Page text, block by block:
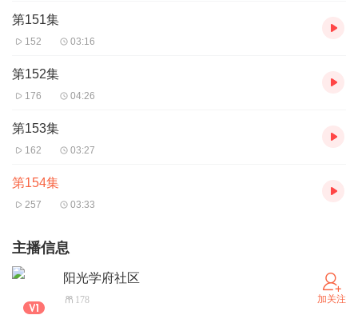
第151集
152 03:16
第152集
176 04:26
第153集
162 03:27
第154集
257 03:33
主播信息
阳光学府社区
178 加关注